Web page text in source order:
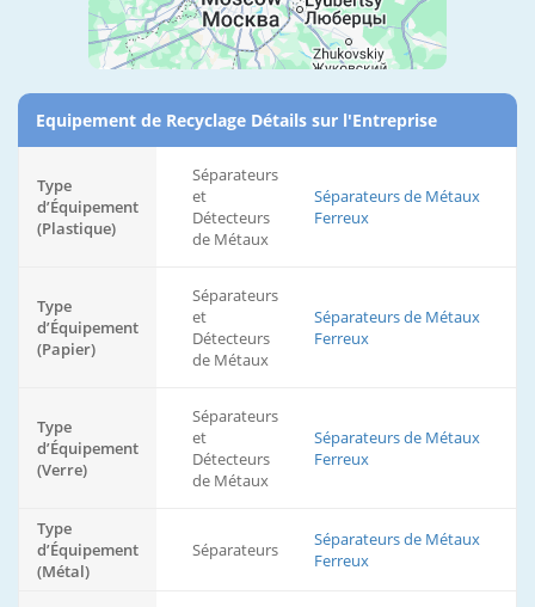
Equipement de Recyclage Détails sur l'Entreprise
Type
d’Équipement
(Plastique)
Séparateurs
et
Détecteurs
de Métaux
Séparateurs de Métaux
Ferreux
Type
d’Équipement
(Papier)
Séparateurs
et
Détecteurs
de Métaux
Séparateurs de Métaux
Ferreux
Type
d’Équipement
(Verre)
Séparateurs
et
Détecteurs
de Métaux
Séparateurs de Métaux
Ferreux
Type
d’Équipement
(Métal)
Séparateurs
Séparateurs de Métaux
Ferreux